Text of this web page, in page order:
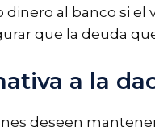
al banco si el
que la deuda
a la
deseen